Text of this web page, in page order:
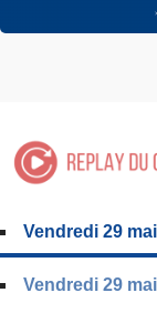
Vendredi 29
Vendredi 29